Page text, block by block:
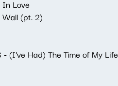
In Love
(pt. 2)
- (I've Had) The Time of My Life